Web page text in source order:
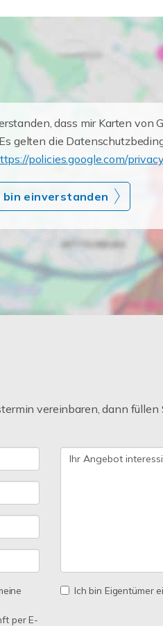
dass mir Karten von
gelten die
policies.google.com/
bin einverstanden
vereinbaren, dann
per E-
Ich bin Eigentümer